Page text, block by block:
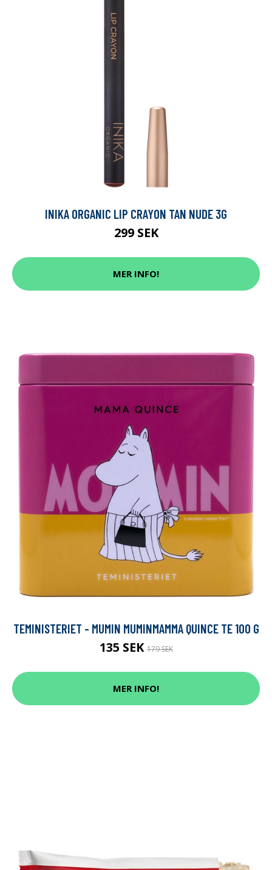
INIKA ORGANIC LIP CRAYON TAN NUDE 3G
299 SEK
MER INFO!
TEMINISTERIET - MUMIN MUMINMAMMA QUINCE TE 100 G
135 SEK179 SEK
MER INFO!